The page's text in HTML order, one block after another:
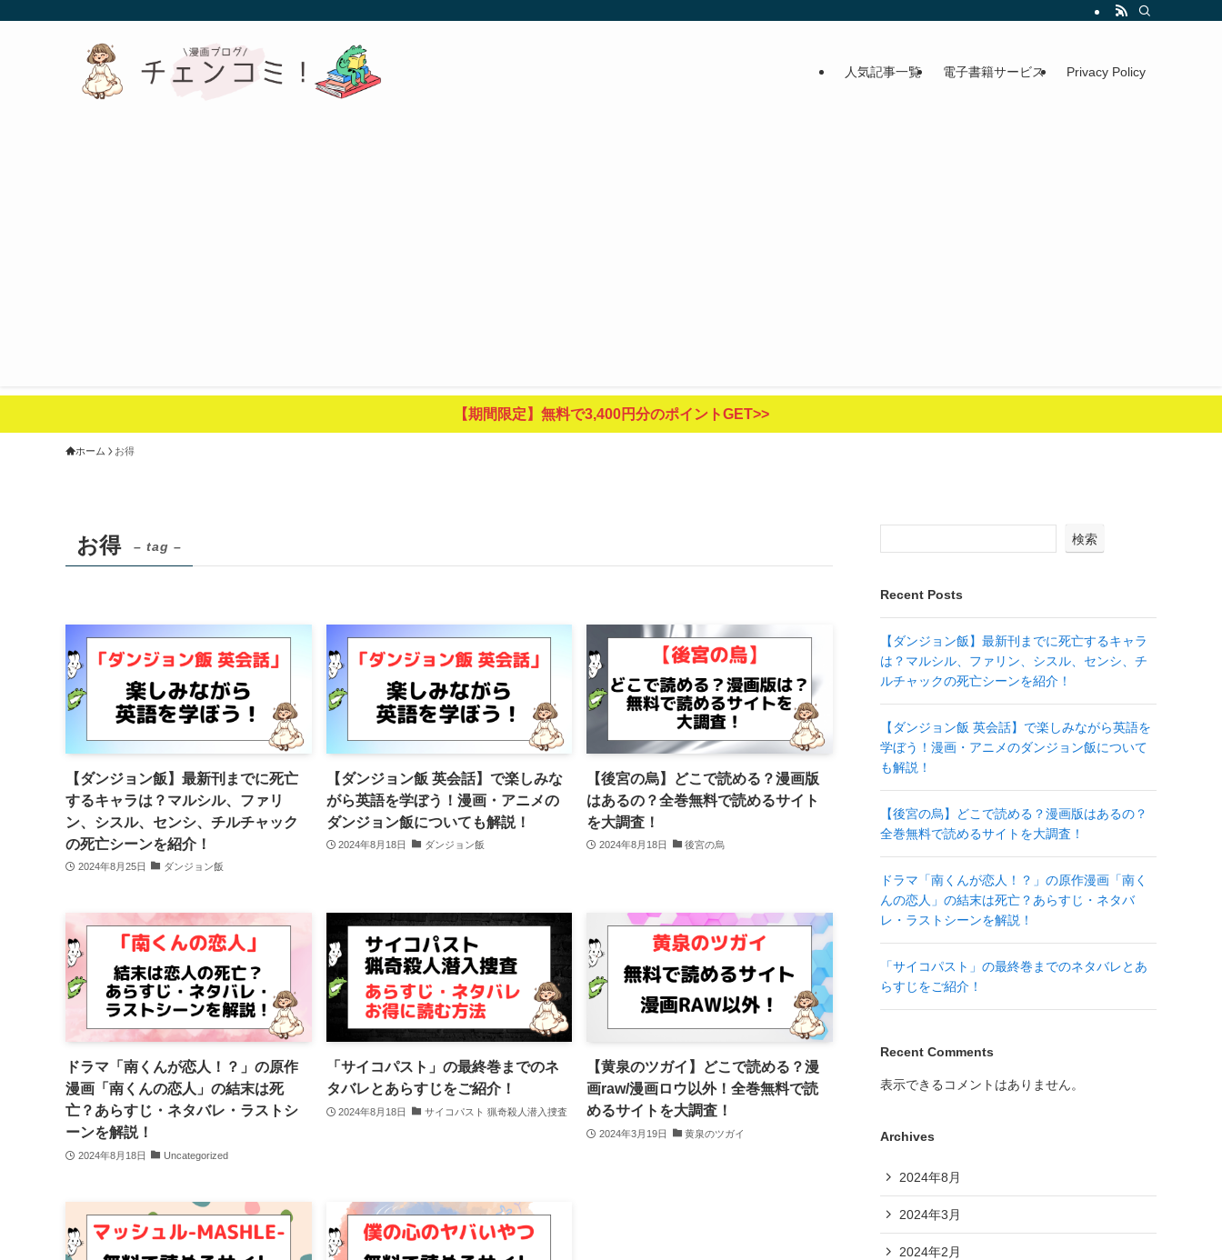
人気記事一覧 電子書籍サービス Privacy Policy
【期間限定】無料で3,400円分のポイントGET>>
ホーム お得
お得 – tag –
【ダンジョン飯】最新刊までに死亡
するキャラは？マルシル、ファリ
ン、シスル、センシ、チルチャック
の死亡シーンを紹介！
2024年8月25日 ダンジョン飯
【ダンジョン飯 英会話】で楽しみな
がら英語を学ぼう！漫画・アニメの
ダンジョン飯についても解説！
2024年8月18日 ダンジョン飯
【後宮の烏】どこで読める？漫画版
はあるの？全巻無料で読めるサイト
を大調査！
2024年8月18日 後宮の烏
ドラマ「南くんが恋人！？」の原作
漫画「南くんの恋人」の結末は死
亡？あらすじ・ネタバレ・ラストシ
ーンを解説！
2024年8月18日 Uncategorized
「サイコパスト」の最終巻までのネ
タバレとあらすじをご紹介！
2024年8月18日 サイコパスト 猟奇殺人潜入捜査
【黄泉のツガイ】どこで読める？漫
画raw/漫画ロウ以外！全巻無料で読
めるサイトを大調査！
2024年3月19日 黄泉のツガイ
検索
Recent Posts
【ダンジョン飯】最新刊までに死亡するキャラ
は？マルシル、ファリン、シスル、センシ、チ
ルチャックの死亡シーンを紹介！
【ダンジョン飯 英会話】で楽しみながら英語を
学ぼう！漫画・アニメのダンジョン飯について
も解説！
【後宮の烏】どこで読める？漫画版はあるの？
全巻無料で読めるサイトを大調査！
ドラマ「南くんが恋人！？」の原作漫画「南く
んの恋人」の結末は死亡？あらすじ・ネタバ
レ・ラストシーンを解説！
「サイコパスト」の最終巻までのネタバレとあ
らすじをご紹介！
Recent Comments
表示できるコメントはありません。
Archives
2024年8月
2024年3月
2024年2月